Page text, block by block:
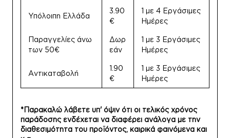
Υπόλοιπη Ελλάδα
3.90
€
1 με 4 Εργάσιμες
Ημέρες
Παραγγελίες άνω
των 50€
Δωρ
εάν
1 με 3 Εργάσιμες
Ημέρες
Αντικαταβολή
1.90
€
1 με 3 Εργάσιμες
Ημέρες
*Παρακαλώ λάβετε υπ' όψιν ότι οι τελικός χρόνος
παράδοσης ενδέχεται να διαφέρει ανάλογα με την
διαθεσιμότητα του προϊόντος, καιρικά φαινόμενα και